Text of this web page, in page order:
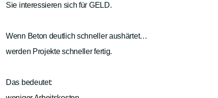
Sie interessieren sich für GELD.
Wenn Beton deutlich schneller aushärtet…
werden Projekte schneller fertig.
Das bedeutet: